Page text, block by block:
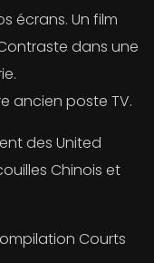
écrans. Un film
dans une
ancien poste TV.
des United
Chinois et
Courts